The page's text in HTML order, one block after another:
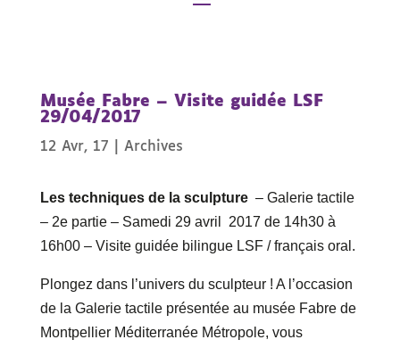
Musée Fabre – Visite guidée LSF
29/04/2017
12 Avr, 17 Archives
Les techniques de la sculpture – Galerie tactile
– 2e partie – Samedi 29 avril 2017 de 14h30 à
16h00 – Visite guidée bilingue LSF / français oral.
Plongez dans l’univers du sculpteur ! A l’occasion
de la Galerie tactile présentée au musée Fabre de
Montpellier Méditerranée Métropole, vous